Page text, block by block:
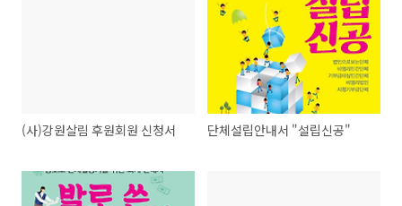
(사)강원살림 후원회원 신청서 단체설립안내서 "설립신공"